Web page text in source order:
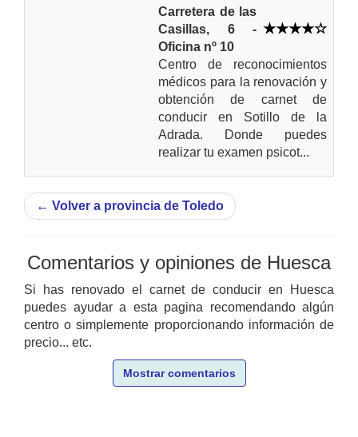
Carretera de las
Casillas, 6 -
Oficina nº 10
Centro de reconocimientos
médicos para la renovación y
obtención de carnet de
conducir en Sotillo de la
Adrada. Donde puedes
realizar tu examen psicot...
← Volver a provincia de Toledo
Comentarios y opiniones de Huesca
Si has renovado el carnet de conducir en Huesca
puedes ayudar a esta pagina recomendando algún
centro o simplemente proporcionando información de
precio... etc.
Mostrar comentarios